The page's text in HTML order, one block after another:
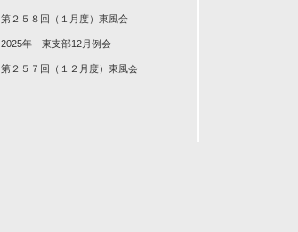
第２５８回（１月度）東風会
2025年 東支部12月例会
第２５７回（１２月度）東風会